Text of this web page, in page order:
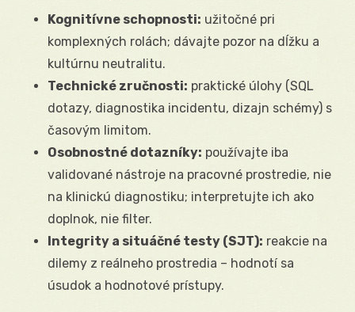
Kognitívne schopnosti: užitočné pri
komplexných rolách; dávajte pozor na dĺžku a
kultúrnu neutralitu.
Technické zručnosti: praktické úlohy (SQL
dotazy, diagnostika incidentu, dizajn schémy) s
časovým limitom.
Osobnostné dotazníky: používajte iba
validované nástroje na pracovné prostredie, nie
na klinickú diagnostiku; interpretujte ich ako
doplnok, nie filter.
Integrity a situáčné testy (SJT): reakcie na
dilemy z reálneho prostredia – hodnotí sa
úsudok a hodnotové prístupy.